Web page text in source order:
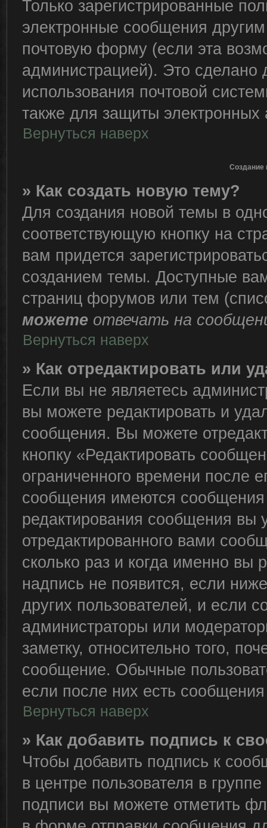
Только зарегистрированные
электронные сообщения
почтовую форму (если эта
администрацией). Это сделано
использования почтовой
также для защиты электронных
Вернуться наверх
Создание
» Как создать новую тему?
Для создания новой темы в
соответствующую кнопку на
вам придется
созданием темы. Доступные
страниц форумов или тем
можете отвечать на
Вернуться наверх
» Как отредактировать или
Если вы не являетесь
вы можете редактировать и
сообщения. Вы можете
кнопку «Редактировать
ограниченного времени после
сообщения имеются сообщения
редактирования сообщения
отредактированного вами
сколько раз и когда именно вы
надпись не появится, если
других пользователей, и если
администраторы или
заметку, относительно того,
сообщение. Обычные
если после них есть
Вернуться наверх
» Как добавить подпись к
Чтобы добавить подпись к
в центре пользователя в
подписи вы можете отметить